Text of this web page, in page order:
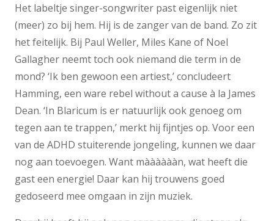
Het labeltje singer-songwriter past eigenlijk niet
(meer) zo bij hem. Hij is de zanger van de band. Zo zit
het feitelijk. Bij Paul Weller, Miles Kane of Noel
Gallagher neemt toch ook niemand die term in de
mond? ‘Ik ben gewoon een artiest,’ concludeert
Hamming, een ware rebel without a cause à la James
Dean. ‘In Blaricum is er natuurlijk ook genoeg om
tegen aan te trappen,’ merkt hij fijntjes op. Voor een
van de ADHD stuiterende jongeling, kunnen we daar
nog aan toevoegen. Want mààààààn, wat heeft die
gast een energie! Daar kan hij trouwens goed
gedoseerd mee omgaan in zijn muziek.